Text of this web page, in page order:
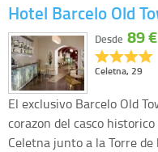
Hotel Barcelo Old
Celetna, 29
Desde 89 €
El exclusivo Barcelo Old
corazon del casco
Celetna junto a la Torre